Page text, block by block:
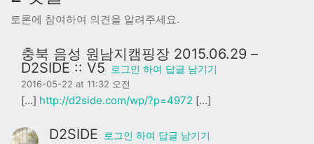
토론에 참여하여 의견을 알려주세요.
충북 음성 원남지캠핑장 2015.06.29 –
D2SIDE :: V5
로그인 하여 답글 남기기
2016-05-22 at 11:32 오전
[…] http://d2side.com/wp/?p=4972 […]
D2SIDE 로그인 하여 답글 남기기